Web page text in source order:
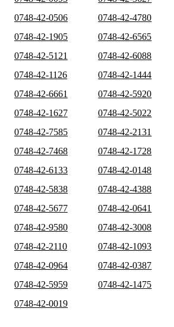
0748-42-0506
0748-42-4780
0748-42-1905
0748-42-6565
0748-42-5121
0748-42-6088
0748-42-1126
0748-42-1444
0748-42-6661
0748-42-5920
0748-42-1627
0748-42-5022
0748-42-7585
0748-42-2131
0748-42-7468
0748-42-1728
0748-42-6133
0748-42-0148
0748-42-5838
0748-42-4388
0748-42-5677
0748-42-0641
0748-42-9580
0748-42-3008
0748-42-2110
0748-42-1093
0748-42-0964
0748-42-0387
0748-42-5959
0748-42-1475
0748-42-0019